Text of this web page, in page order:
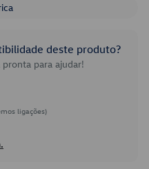
deste produto?
para ajudar!
ligações)